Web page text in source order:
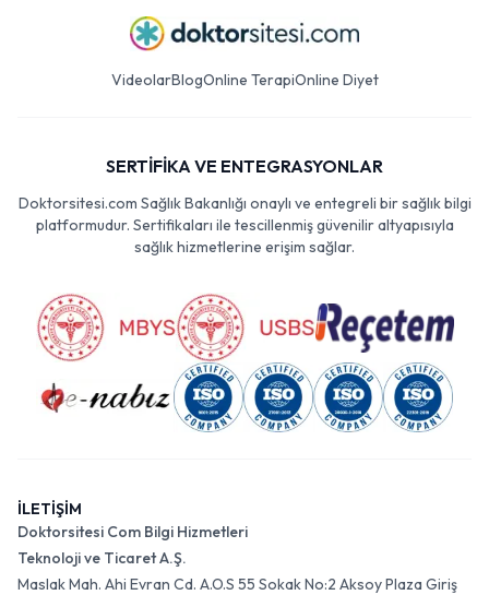
VideolarBlogOnline TerapiOnline Diyet
SERTİFİKA VE ENTEGRASYONLAR
Doktorsitesi.com Sağlık Bakanlığı onaylı ve entegreli bir sağlık bilgi
platformudur. Sertifikaları ile tescillenmiş güvenilir altyapısıyla
sağlık hizmetlerine erişim sağlar.
İLETİŞİM
Doktorsitesi Com Bilgi Hizmetleri
Teknoloji ve Ticaret A.Ş.
Maslak Mah. Ahi Evran Cd. A.O.S 55 Sokak No:2 Aksoy Plaza Giriş